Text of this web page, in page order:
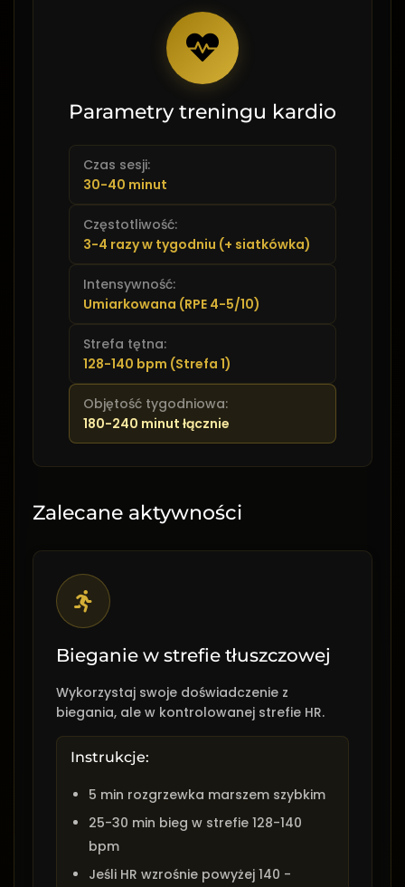
Parametry treningu kardio
Czas sesji:
30-40 minut
Częstotliwość:
3-4 razy w tygodniu (+ siatkówka)
Intensywność:
Umiarkowana (RPE 4-5/10)
Strefa tętna:
128-140 bpm (Strefa 1)
Objętość tygodniowa:
180-240 minut łącznie
Zalecane aktywności
Bieganie w strefie tłuszczowej
Wykorzystaj swoje doświadczenie z
biegania, ale w kontrolowanej strefie HR.
Instrukcje:
5 min rozgrzewka marszem szybkim
25-30 min bieg w strefie 128-140
bpm
Jeśli HR wzrośnie powyżej 140 -